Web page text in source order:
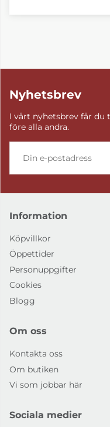
Nyhetsbrev
I vårt nyhetsbrev får du
före alla andra.
Information
Köpvillkor
Öppettider
Personuppgifter
Cookies
Blogg
Om oss
Kontakta oss
Om butiken
Vi som jobbar här
Sociala medier